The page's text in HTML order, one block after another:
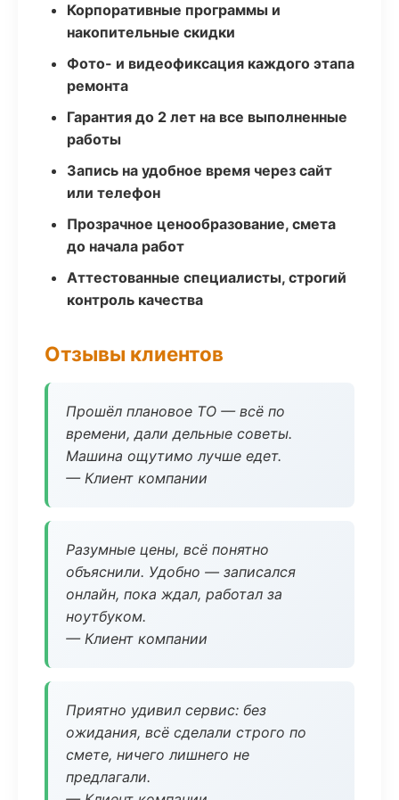
Корпоративные программы и
накопительные скидки
Фото- и видеофиксация каждого этапа
ремонта
Гарантия до 2 лет на все выполненные
работы
Запись на удобное время через сайт
или телефон
Прозрачное ценообразование, смета
до начала работ
Аттестованные специалисты, строгий
контроль качества
Отзывы клиентов
Прошёл плановое ТО — всё по
времени, дали дельные советы.
Машина ощутимо лучше едет.
— Клиент компании
Разумные цены, всё понятно
объяснили. Удобно — записался
онлайн, пока ждал, работал за
ноутбуком.
— Клиент компании
Приятно удивил сервис: без
ожидания, всё сделали строго по
смете, ничего лишнего не
предлагали.